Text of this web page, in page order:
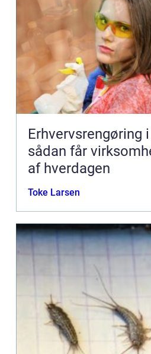
Erhvervsrengøring
sådan får
af hverdagen
Toke Larsen